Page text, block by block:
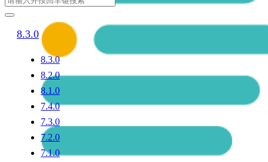
8.3.0
8.3.0
8.2.0
8.1.0
7.4.0
7.3.0
7.2.0
7.1.0